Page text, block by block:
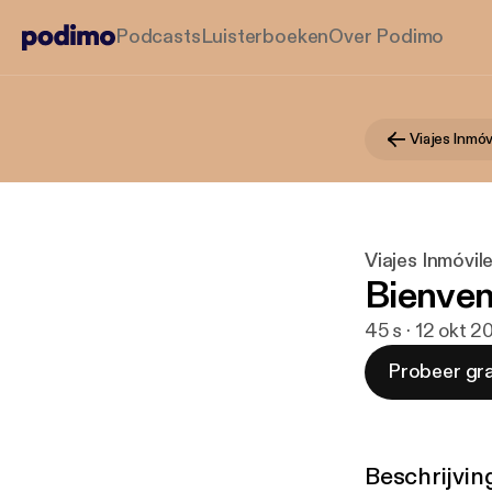
PodcastsLuisterboekenOver Podimo
Viajes
Viajes
45 s · 12 okt
Probeer